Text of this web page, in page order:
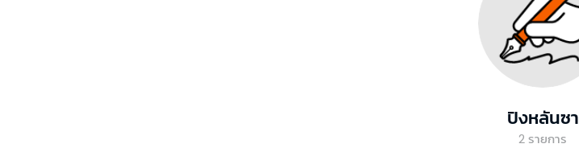
ปิงหลันซา
2รายการ